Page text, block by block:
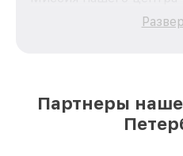
качественный и
каждого пользователя
лучшим сервисным
Санкт-Петербурге,
Партнеры